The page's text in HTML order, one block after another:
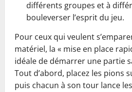
différents groupes et à
bouleverser l’esprit du jeu.
Pour ceux qui veulent
matériel, la « mise en place
idéale de démarrer une partie
Tout d’abord, placez les pions
puis chacun à son tour lance